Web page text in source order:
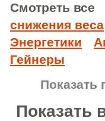
Смотреть все
снижения веса
Энергетики
Гейнеры
Показать
Показать